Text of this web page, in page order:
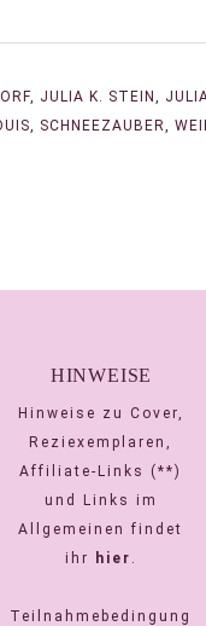
, JULIA K. STEIN,
, SCHNEEZAUBER,
HINWEISE
Hinweise zu Cover,
Reziexemplaren,
Affiliate-Links (**)
und Links im
Allgemeinen findet
ihr
hier .
Teilnahmebedingung